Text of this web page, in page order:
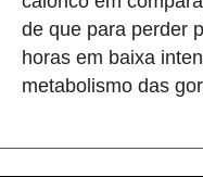
de que para perder
horas em baixa
metabolismo das